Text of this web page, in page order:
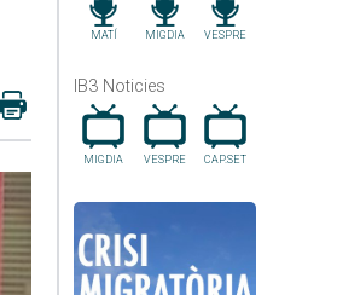
MATÍ MIGDIA VESPRE
IB3 Noticies
MIGDIA VESPRE CAP.SET